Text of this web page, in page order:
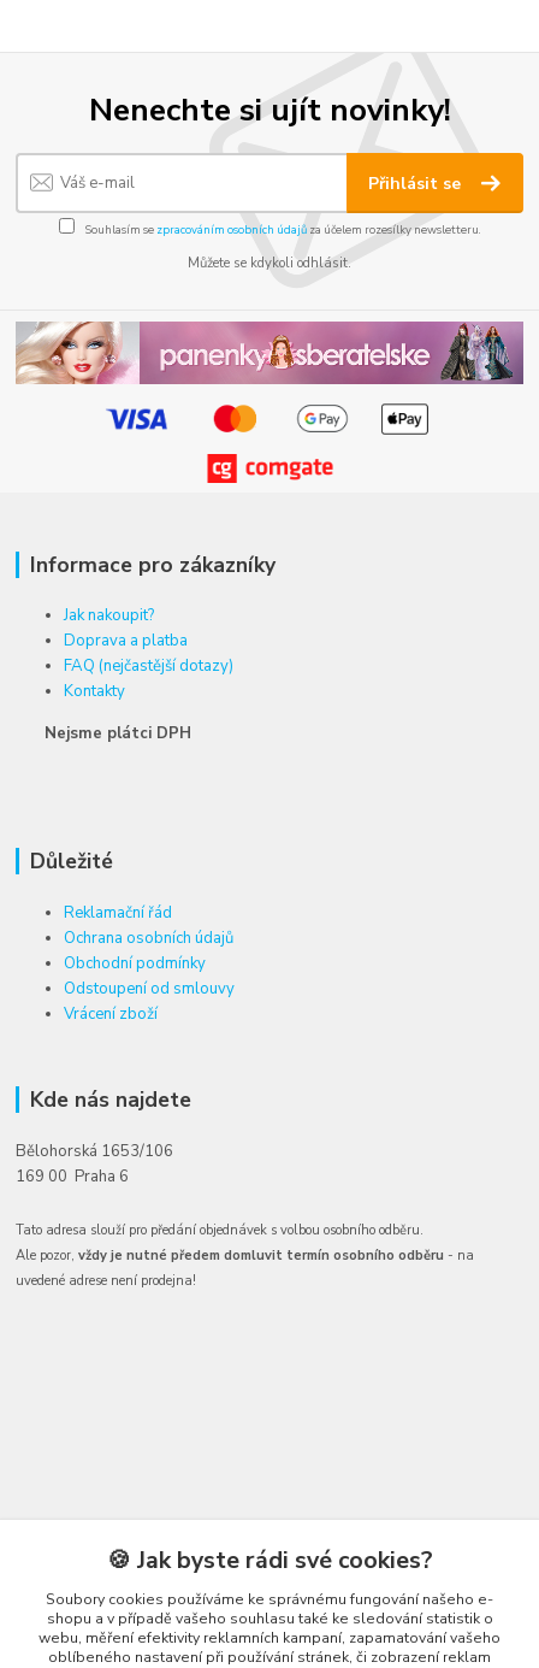
Nenechte si ujít novinky!
Přihlásit se
Souhlasím se zpracováním osobních údajůza účelem rozesílky newsletteru.
Můžete se kdykoli odhlásit.
Informace pro zákazníky
Jak nakoupit?
Doprava a platba
FAQ (nejčastější dotazy)
Kontakty
Nejsme plátci DPH
Důležité
Reklamační řád
Ochrana osobních údajů
Obchodní podmínky
Odstoupení od smlouvy
Vrácení zboží
Kde nás najdete
Bělohorská 1653/106
169 00 Praha 6
Tato adresa slouží pro předání objednávek s volbou osobního odběru.
Ale pozor,vždy je nutné předem domluvit termín osobního odběru - na
uvedené adrese není prodejna!
Kontakty🍪 Jak byste rádi své cookies?
Soubory cookies používáme ke správnému fungování našeho e-
shopu a v případě vašeho souhlasu také ke sledování statistik o
webu, měření efektivity reklamních kampaní, zapamatování vašeho
oblíbeného nastavení při používání stránek, či zobrazení reklam